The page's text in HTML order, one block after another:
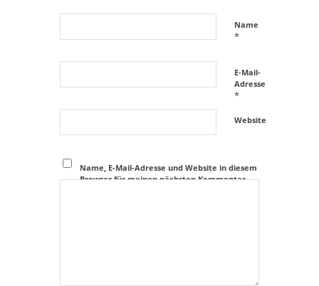
Name
*
E-Mail-
Adresse
*
Website
Name, E-Mail-Adresse und Website in diesem
Browser für meinen nächsten Kommentar